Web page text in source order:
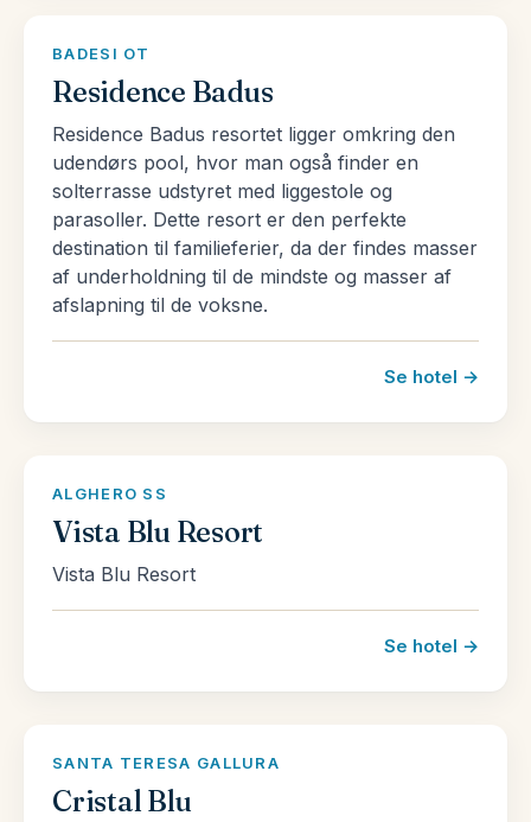
BADESI OT
Residence Badus
Residence Badus resortet ligger omkring den
udendørs pool, hvor man også finder en
solterrasse udstyret med liggestole og
parasoller. Dette resort er den perfekte
destination til familieferier, da der findes masser
af underholdning til de mindste og masser af
afslapning til de voksne.
Se hotel →
ALGHERO SS
Vista Blu Resort
Vista Blu Resort
Se hotel →
SANTA TERESA GALLURA
Cristal Blu